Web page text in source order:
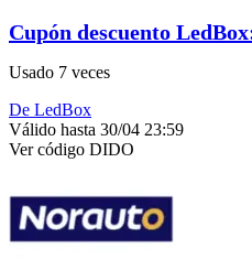
Cupón descuento
Usado 7 veces
De LedBox
Válido hasta 30/04 23:59
Ver código DIDO